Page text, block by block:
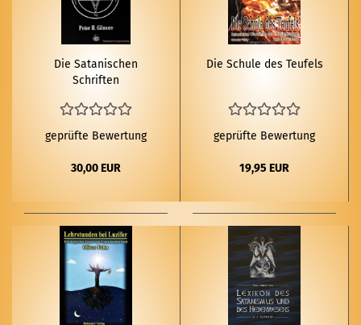
Die Sa­ta­ni­schen
Schrif­ten
geprüfte Bewertung
30,00 EUR
Die Schu­le des Teu­fels
geprüfte Bewertung
19,95 EUR